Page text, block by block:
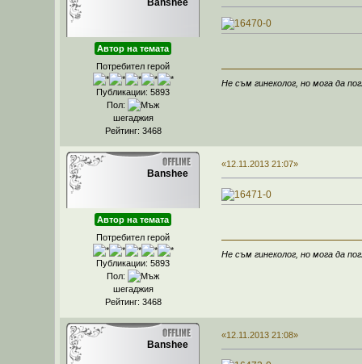
Автор на темата
Потребител герой
Публикации: 5893
Пол:
шегаджия
Рейтинг: 3468
Не съм гинеколог, но мога да
Banshee
Автор на темата
Потребител герой
Публикации: 5893
Пол:
шегаджия
Рейтинг: 3468
«12.11.2013 21:07»
Не съм гинеколог, но мога да
Banshee
«12.11.2013 21:08»